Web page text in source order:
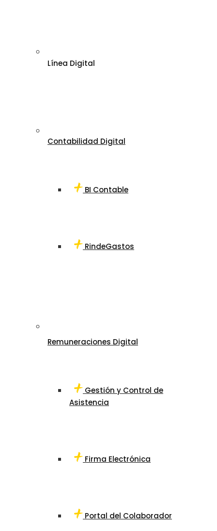
Línea Digital
Contabilidad Digital
BI Contable
RindeGastos
Remuneraciones Digital
Gestión y Control de
Asistencia
Firma Electrónica
Portal del Colaborador